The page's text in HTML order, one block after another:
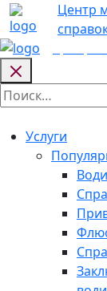
Skip
to
content
Центр
Найти:
Услуги